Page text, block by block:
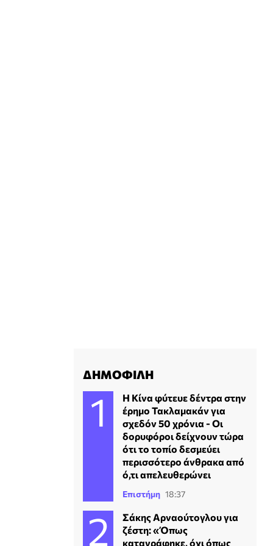
ΔΗΜΟΦΙΛΗ
Η Κίνα φύτευε δέντρα στην
έρημο Τακλαμακάν για
σχεδόν 50 χρόνια - Οι
δορυφόροι δείχνουν τώρα
ότι το τοπίο δεσμεύει
περισσότερο άνθρακα από
ό,τι απελευθερώνει
Επιστήμη 18:37
Σάκης Αρναούτογλου για
ζέστη: «Όπως
καταγράφηκε, όχι όπως